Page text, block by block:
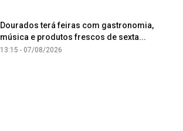
Dourados terá feiras com gastronomia,
música e produtos frescos de sexta...
13:15 - 07/08/2026